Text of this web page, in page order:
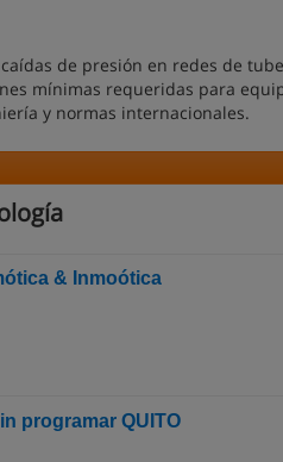
de presión en redes de
mínimas requeridas para
y normas internacionales.
& Inmoótica
programar QUITO